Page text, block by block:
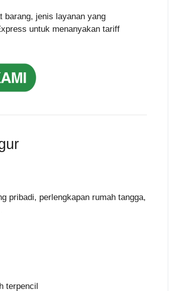
barang, jenis layanan yang
untuk menanyakan tariff
pribadi, perlengkapan rumah tangga,
terpencil